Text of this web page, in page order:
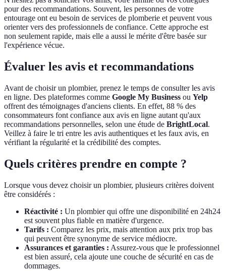
pour des recommandations. Souvent, les personnes de votre
entourage ont eu besoin de services de plomberie et peuvent vous
orienter vers des professionnels de confiance. Cette approche est
non seulement rapide, mais elle a aussi le mérite d'être basée sur
l'expérience vécue.
Évaluer les avis et recommandations
Avant de choisir un plombier, prenez le temps de consulter les avis
en ligne. Des plateformes comme Google My Business ou Yelp
offrent des témoignages d'anciens clients. En effet, 88 % des
consommateurs font confiance aux avis en ligne autant qu'aux
recommandations personnelles, selon une étude de BrightLocal.
Veillez à faire le tri entre les avis authentiques et les faux avis, en
vérifiant la régularité et la crédibilité des comptes.
Quels critères prendre en compte ?
Lorsque vous devez choisir un plombier, plusieurs critères doivent
être considérés :
Réactivité : Un plombier qui offre une disponibilité en 24h24
est souvent plus fiable en matière d'urgence.
Tarifs : Comparez les prix, mais attention aux prix trop bas
qui peuvent être synonyme de service médiocre.
Assurances et garanties : Assurez-vous que le professionnel
est bien assuré, cela ajoute une couche de sécurité en cas de
dommages.